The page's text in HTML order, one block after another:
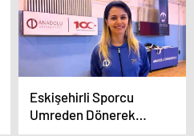
önemli
Eskişehirli Sporcu
Umreden Dönerek
Turnuvada Altın